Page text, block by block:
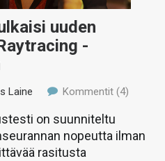
uuden
-
Laine Kommentit (4)
on suunniteltu
nopeutta ilman
rasitusta